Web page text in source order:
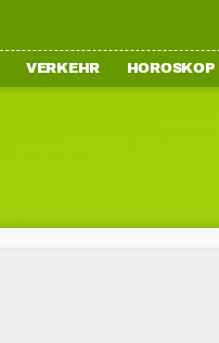
VERKEHR HOROSKOP